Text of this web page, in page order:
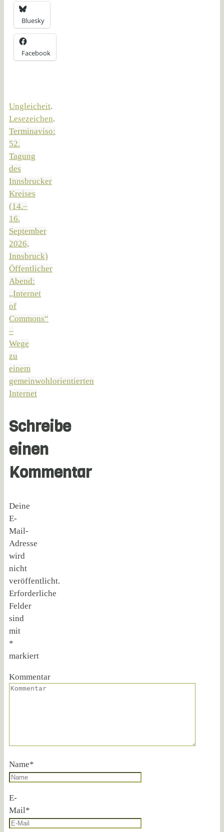
Bluesky
Facebook
Ungleicheit.
Lesezeichen.
Terminaviso:
52.
Tagung
des
Innsbrucker
Kreises
(14.–
16.
September
2026,
Innsbruck)
Öffentlicher
Abend:
„Internet
of
Commons“
–
Wege
zu
einem
gemeinwohlorientierten
Internet
Schreibe
einen
Kommentar
Deine
E-
Mail-
Adresse
wird
nicht
veröffentlicht.
Erforderliche
Felder
sind
mit
*
markiert
Kommentar
Name*
E-
Mail*